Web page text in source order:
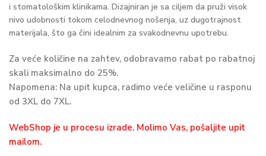
i stomatološkim klinikama. Dizajniran je sa ciljem da pruži visok
nivo udobnosti tokom celodnevnog nošenja, uz dugotrajnost
materijala, što ga čini idealnim za svakodnevnu upotrebu.
Za veće količine na zahtev, odobravamo rabat po rabatnoj
skali maksimalno do 25%.
Napomena: Na upit kupca, radimo veće veličine u rasponu
od 3XL do 7XL.
WebShop je u procesu izrade. Molimo Vas, pošaljite upit
mailom.